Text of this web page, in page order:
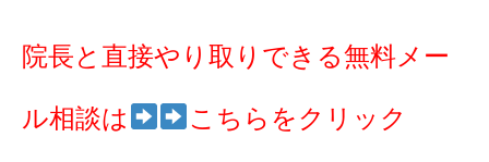
院長と直接やり取りできる無料メー
ル相談は こちらをクリック